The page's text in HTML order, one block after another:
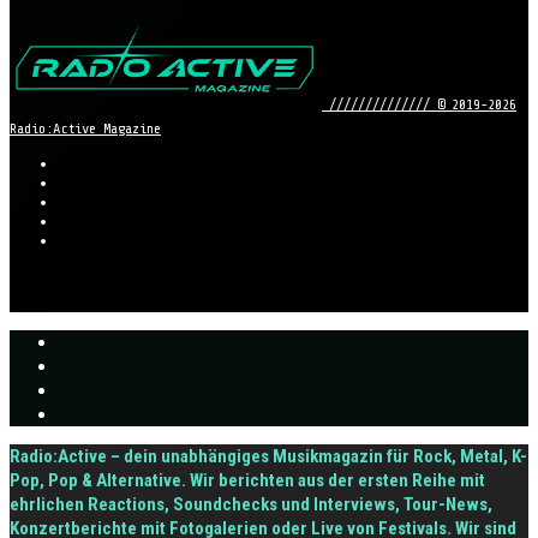
////////////// © 2019-2026
Radio:Active Magazine
Radio:Active – dein unabhängiges Musikmagazin für Rock, Metal, K-
Pop, Pop & Alternative. Wir berichten aus der ersten Reihe mit
ehrlichen Reactions, Soundchecks und Interviews, Tour-News,
Konzertberichte mit Fotogalerien oder Live von Festivals. Wir sind